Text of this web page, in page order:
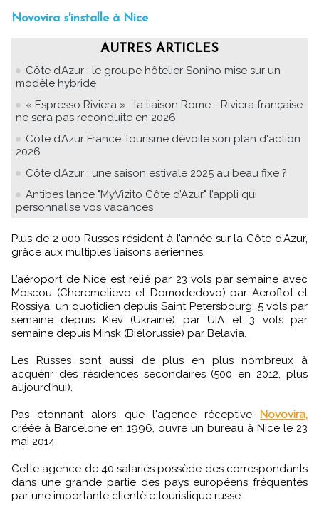
Novovira s'installe à Nice
AUTRES ARTICLES
Côte d’Azur : le groupe hôtelier Soniho mise sur un
modèle hybride
« Espresso Riviera » : la liaison Rome - Riviera française
ne sera pas reconduite en 2026
Côte d’Azur France Tourisme dévoile son plan d'action
2026
Côte d’Azur : une saison estivale 2025 au beau fixe ?
Antibes lance "MyVizito Côte d’Azur" l’appli qui
personnalise vos vacances
Plus de 2 000 Russes résident à l’année sur la Côte d'Azur,
grâce aux multiples liaisons aériennes.
L’aéroport de Nice est relié par 23 vols par semaine avec
Moscou (Cheremetievo et Domodedovo) par Aeroflot et
Rossiya, un quotidien depuis Saint Petersbourg, 5 vols par
semaine depuis Kiev (Ukraine) par UIA et 3 vols par
semaine depuis Minsk (Biélorussie) par Belavia.
Les Russes sont aussi de plus en plus nombreux à
acquérir des résidences secondaires (500 en 2012, plus
aujourd’hui).
Pas étonnant alors que l'agence réceptive Novovira,
créée à Barcelone en 1996, ouvre un bureau à Nice le 23
mai 2014.
Cette agence de 40 salariés possède des correspondants
dans une grande partie des pays européens fréquentés
par une importante clientèle touristique russe.